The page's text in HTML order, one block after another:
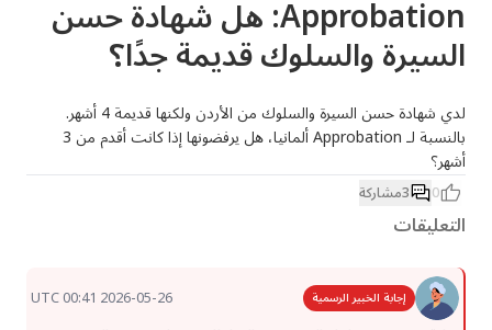
Approbation: هل شهادة حسن
السيرة والسلوك قديمة جدًا؟
أشهر؟
0
3مشاركة
التعليقات
إجابة الخبير الرسمية 2026-05-26 00:41 UTC